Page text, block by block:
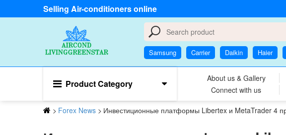
Selling Air-conditioners online
Samsung Carrier Daikin Haier
Product Category About us & Gallery
Connect with us
> Forex News > Инвестиционные платформы Libertex и MetaTrader 4